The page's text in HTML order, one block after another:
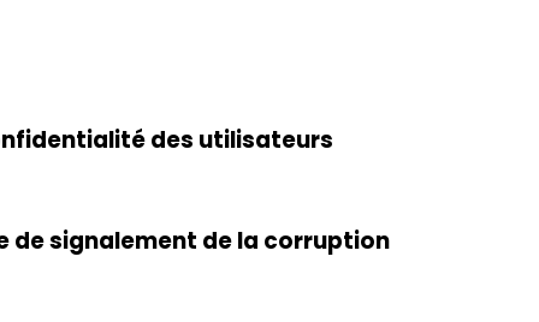
des utilisateurs
de signalement de la corruption